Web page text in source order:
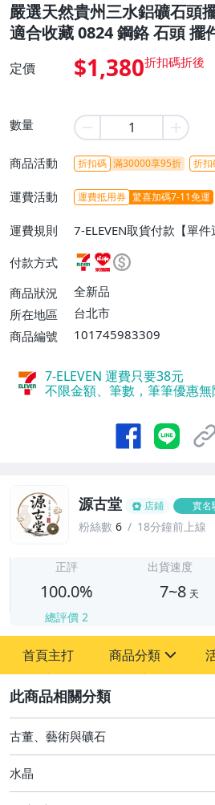
嚴選天然貴州三水鋁礦石頭
適合收藏 0824 鋼鉻 石頭 擺
定價 $1,380
數量
商品活動 折扣碼 滿30000享95折 折扣
運費活動 運費抵用券 驚喜加碼7-11免運
運費規則
7-ELEVEN取貨付款【單
或消費滿$1298免運費】、
不付款【免運費】、萊爾
運費$60、滿5件或消費滿
費】、宅配/貨運【單件運
付款方式
商品狀況
全新品
所在地區
台北市
商品編號
101745983309
7-ELEVEN 運費只要38元
不限金額、筆數，筆筆優惠無
源古堂 店鋪 實名
粉絲數 6 18分鐘前上線
正評
100.0%
總評價 2
出貨速度
7~8 天
首頁主打 商品分類
其它
[全店] 周年慶
[全店] 粉絲專享
古董、藝術與礦石
水晶